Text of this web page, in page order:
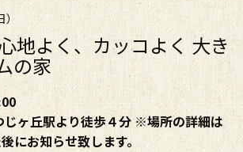
地よく、カッコよく 大き
の家
じヶ丘駅より徒歩４分 ※場所の詳細は
にお知らせ致します。